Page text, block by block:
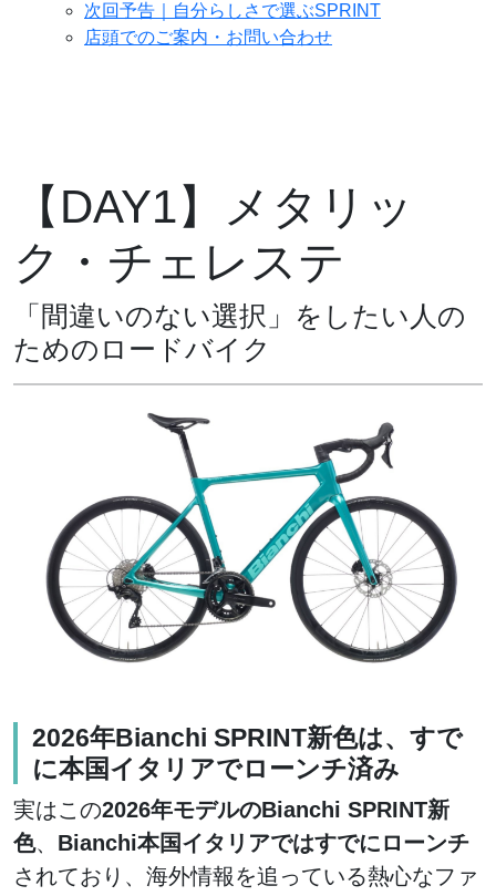
次回予告｜自分らしさで選ぶSPRINT
店頭でのご案内・お問い合わせ
【DAY1】メタリッ
ク・チェレステ
「間違いのない選択」をしたい人の
ためのロードバイク
2026年Bianchi SPRINT新色は、すで
に本国イタリアでローンチ済み
実はこの2026年モデルのBianchi SPRINT新
色、 Bianchi本国イタリアではすでにローンチ
されており、海外情報を追っている熱心なファ